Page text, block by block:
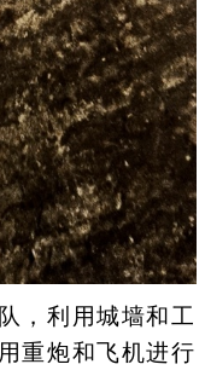
利用城墙和工
重炮和飞机进行